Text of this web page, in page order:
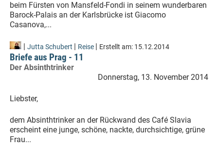
beim Fürsten von Mansfeld-Fondi in seinem wunderbaren
Barock-Palais an der Karlsbrücke ist Giacomo
Casanova,...
| Jutta Schubert | Reise | Erstellt am: 15.12.2014
Briefe aus Prag - 11
Der Absinthtrinker
Donnerstag, 13. November 2014
Liebster,
dem Absinthtrinker an der Rückwand des Café Slavia
erscheint eine junge, schöne, nackte, durchsichtige, grüne
Frau...